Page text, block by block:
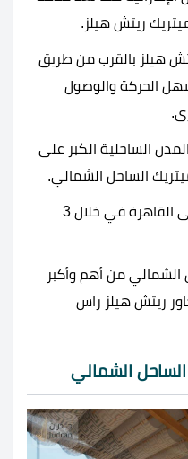
ريتش هيلز.
هيلز بالقرب من طريق
الحركة والوصول
الساحلية الكبر على
الساحل الشمالي.
يمكن الوصول من القرية إلى القاهرة في خلال 3
الشمالي من أهم وأكبر
ريتش هيلز راس
الشمالي